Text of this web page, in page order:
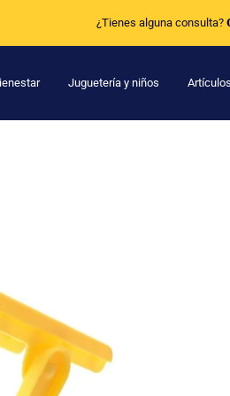
Escribenos por Whatsapp
Juguetería y niños